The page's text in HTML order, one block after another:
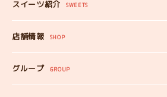
工房見学
みいちゃんのSDGS
お仕事体験
スイーツ紹介 SWEETS
みいちゃんのスイーツ
オンラインショップ
店舗情報 SHOP
店舗情報
マップ
グループ GROUP
株式会社TANEBI